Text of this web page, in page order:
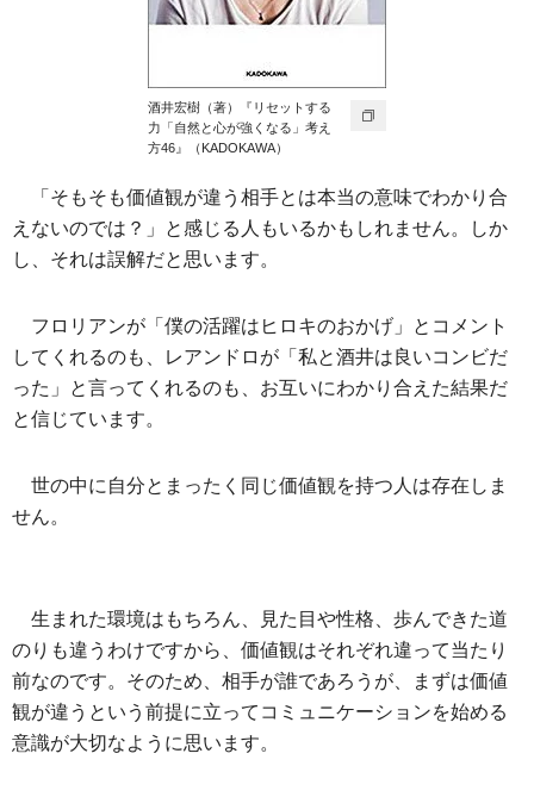
酒井宏樹（著）『リセットする
力「自然と心が強くなる」考え
方46』（KADOKAWA）
「そもそも価値観が違う相手とは本当の意味でわかり合
えないのでは？」と感じる人もいるかもしれません。しか
し、それは誤解だと思います。
フロリアンが「僕の活躍はヒロキのおかげ」とコメント
してくれるのも、レアンドロが「私と酒井は良いコンビだ
った」と言ってくれるのも、お互いにわかり合えた結果だ
と信じています。
世の中に自分とまったく同じ価値観を持つ人は存在しま
せん。
生まれた環境はもちろん、見た目や性格、歩んできた道
のりも違うわけですから、価値観はそれぞれ違って当たり
前なのです。そのため、相手が誰であろうが、まずは価値
観が違うという前提に立ってコミュニケーションを始める
意識が大切なように思います。